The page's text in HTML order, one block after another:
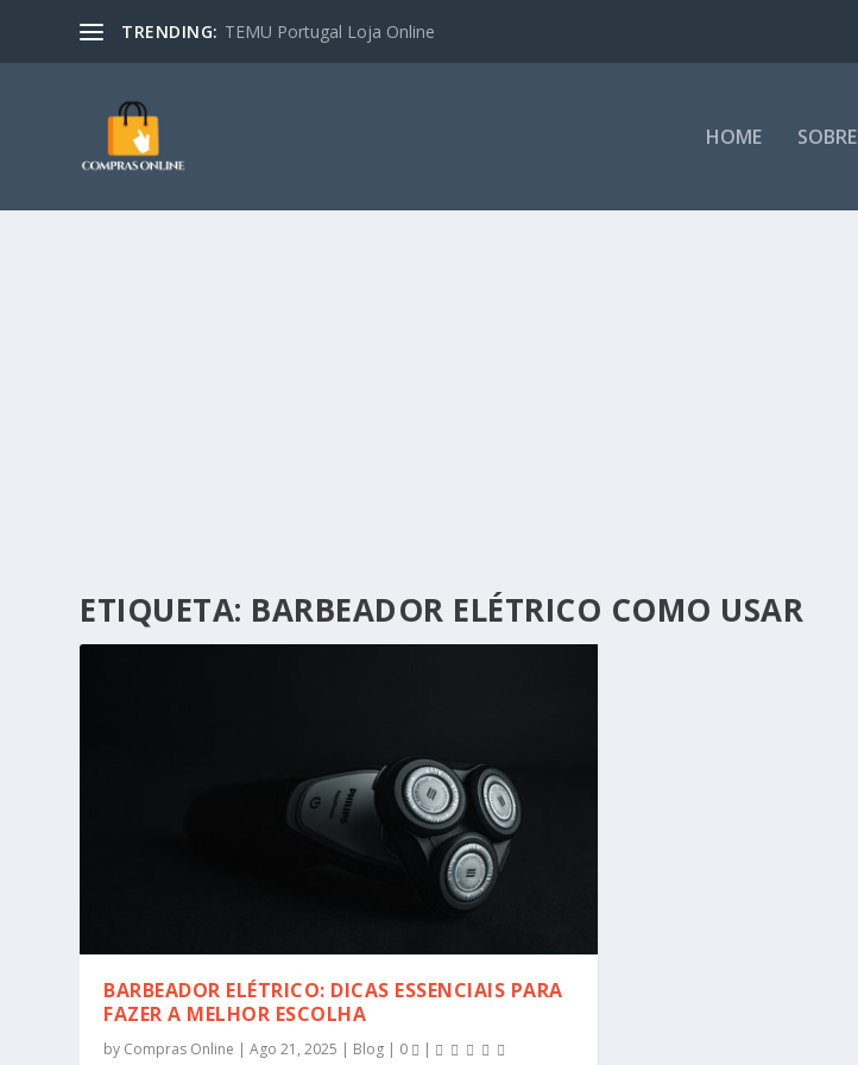
TRENDING: TEMU Portugal Loja Online
HOME SOBRE
ETIQUETA: BARBEADOR ELÉTRICO COMO USAR
BARBEADOR ELÉTRICO: DICAS ESSENCIAIS PARA
FAZER A MELHOR ESCOLHA
by Compras Online |Ago 21, 2025 | Blog | 0 |